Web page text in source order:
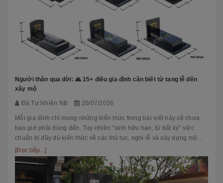
Người thân qua đời: 🙏 15+ điều gia đình cần biết từ tang lễ đến
xây mộ
Đá Tự Nhiên NB 20/07/2026
Mỗi gia đình chỉ mong những kiến thức trong bài viết này sẽ chưa
bao giờ phải dùng đến. Tuy nhiên "sinh hữu hạn, tử bất kỳ" việc
chuẩn bị đầy đủ kiến thức về các thủ tục, nghi lễ và xây dựng mộ
phầ...
[Đọc tiếp...]